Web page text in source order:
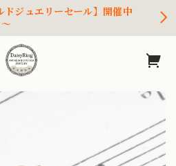
ドジュエリーセール】開催中